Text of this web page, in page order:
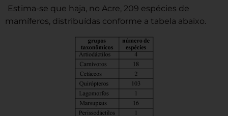
Estima-se que haja, no Acre, 209 espécies de
mamíferos, distribuídas conforme a tabela abaixo.